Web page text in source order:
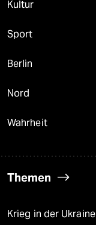
Kultur
Sport
Berlin
Nord
Wahrheit
Themen
Krieg in der Ukraine